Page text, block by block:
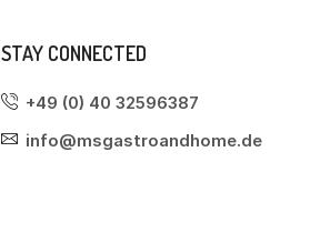
STAY CONNECTED
+49 (0) 40 32596387
info@msgastroandhome.de